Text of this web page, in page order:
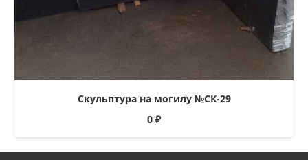
Скульптура на могилу №СК-29
0 ₽